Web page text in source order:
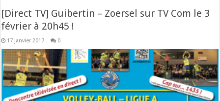
[Direct TV] Guibertin – Zoersel sur TV Com le 3
février à 20h45 !
17 janvier 2017 0